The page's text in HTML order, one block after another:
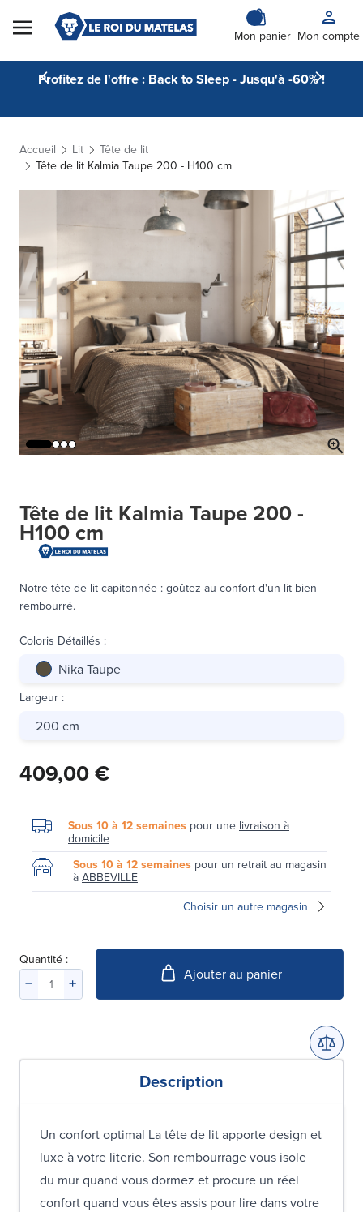
Skip to Content
Mon panier Mon compte
Profitez de l'offre : Back to Sleep - Jusqu'à -60% !
Accueil Lit
Tête de lit
Tête de lit Kalmia Taupe 200 - H100 cm
Tête de lit Kalmia Taupe 200 -
H100 cm
Notre tête de lit capitonnée : goûtez au confort d'un lit bien
rembourré.
Coloris Détaillés :
Nika Taupe
Largeur :
200 cm
409,00 €
Sous 10 à 12 semaines pour une livraison à
domicile
Sous 10 à 12 semaines pour un retrait au magasin
à ABBEVILLE
Choisir un autre magasin
Quantité :
Ajouter au panier
Description
Un confort optimal La tête de lit apporte design et
luxe à votre literie. Son rembourrage vous isole
du mur quand vous dormez et procure un réel
confort quand vous êtes assis pour lire dans votre